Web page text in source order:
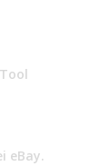
eBay.